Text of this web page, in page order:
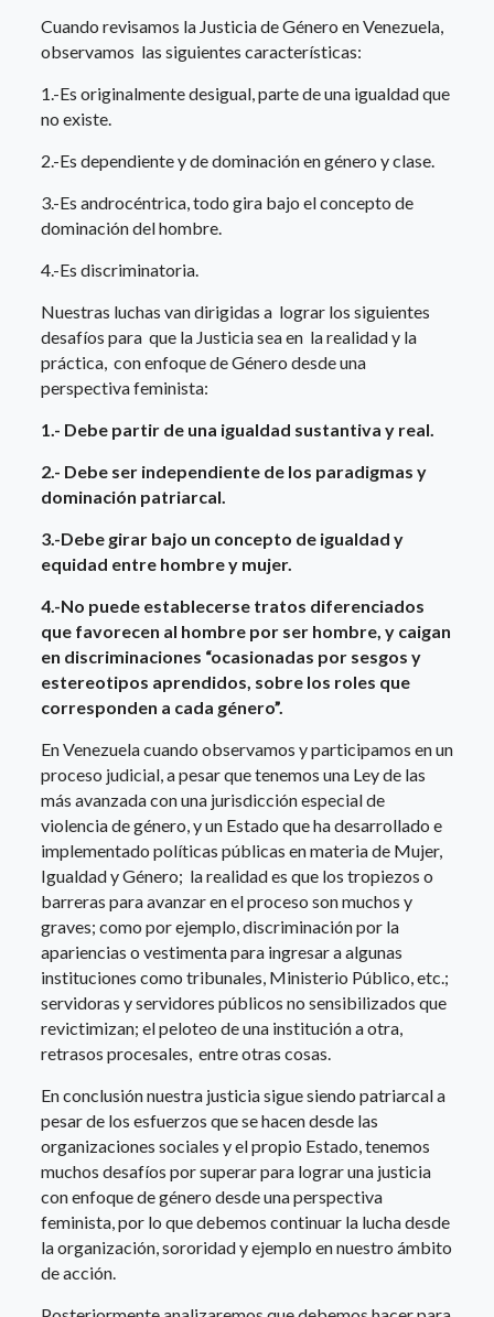
Cuando revisamos la Justicia de Género en Venezuela,
observamos las siguientes características:
1.-Es originalmente desigual, parte de una igualdad que
no existe.
2.-Es dependiente y de dominación en género y clase.
3.-Es androcéntrica, todo gira bajo el concepto de
dominación del hombre.
4.-Es discriminatoria.
Nuestras luchas van dirigidas a lograr los siguientes
desafíos para que la Justicia sea en la realidad y la
práctica, con enfoque de Género desde una
perspectiva feminista:
1.- Debe partir de una igualdad sustantiva y real.
2.- Debe ser independiente de los paradigmas y
dominación patriarcal.
3.-Debe girar bajo un concepto de igualdad y
equidad entre hombre y mujer.
4.-No puede establecerse tratos diferenciados
que favorecen al hombre por ser hombre, y caigan
en discriminaciones “ocasionadas por sesgos y
estereotipos aprendidos, sobre los roles que
corresponden a cada género”.
En Venezuela cuando observamos y participamos en un
proceso judicial, a pesar que tenemos una Ley de las
más avanzada con una jurisdicción especial de
violencia de género, y un Estado que ha desarrollado e
implementado políticas públicas en materia de Mujer,
Igualdad y Género; la realidad es que los tropiezos o
barreras para avanzar en el proceso son muchos y
graves; como por ejemplo, discriminación por la
apariencias o vestimenta para ingresar a algunas
instituciones como tribunales, Ministerio Público, etc.;
servidoras y servidores públicos no sensibilizados que
revictimizan; el peloteo de una institución a otra,
retrasos procesales, entre otras cosas.
En conclusión nuestra justicia sigue siendo patriarcal a
pesar de los esfuerzos que se hacen desde las
organizaciones sociales y el propio Estado, tenemos
muchos desafíos por superar para lograr una justicia
con enfoque de género desde una perspectiva
feminista, por lo que debemos continuar la lucha desde
la organización, sororidad y ejemplo en nuestro ámbito
de acción.